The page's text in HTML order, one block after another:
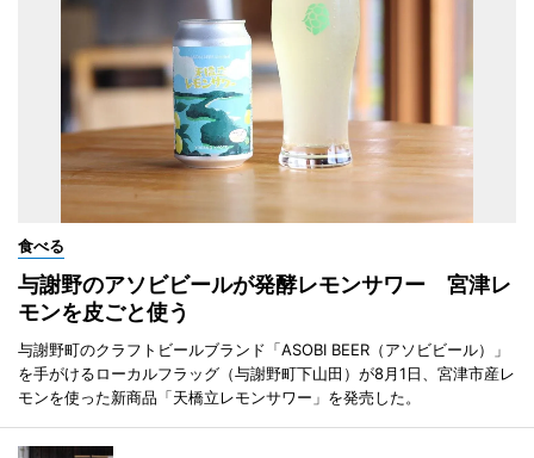
食べる
与謝野のアソビビールが発酵レモンサワー 宮津レ
モンを皮ごと使う
与謝野町のクラフトビールブランド「ASOBI BEER（アソビビール）」
を手がけるローカルフラッグ（与謝野町下山田）が8月1日、宮津市産レ
モンを使った新商品「天橋立レモンサワー」を発売した。